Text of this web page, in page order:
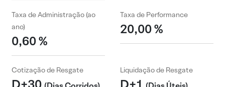
Taxa de Administração (ao
ano)
0,60 %
Taxa de Performance
20,00 %
Cotização de Resgate Liquidação de Resgate